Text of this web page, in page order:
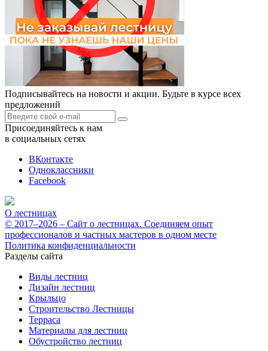
Подписывайтесь на новости и акции. Будьте в курсе всех
предложений
Присоединяйтесь к нам
в социальных сетях
ВКонтакте
Одноклассники
Facebook
О лестницах
© 2017–2026 – Сайт о лестницах. Соединяем опыт
профессионалов и частных мастеров в одном месте
Политика конфиденциальности
Разделы сайта
Виды лестниц
Дизайн лестниц
Крыльцо
Строительство Лестницы
Терраса
Материалы для лестниц
Обустройство лестниц